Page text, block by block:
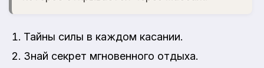
Тайны силы в каждом касании.
Знай секрет мгновенного отдыха.